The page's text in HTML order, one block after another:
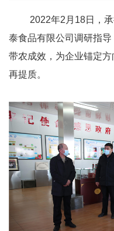
2022年2月18日，
泰食品有限公司调研指
带农成效，为企业锚定
再提质。